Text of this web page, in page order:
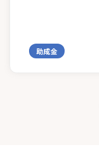
助成金